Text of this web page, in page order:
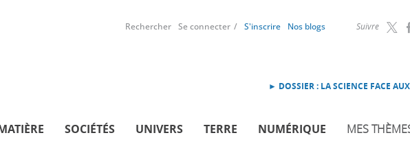
Suivre
Rechercher Se connecter S'inscrire Nos blogs
► DOSSIER : LA SCIENCE FACE
SOCIÉTÉS UNIVERS TERRE NUMÉRIQUE MES